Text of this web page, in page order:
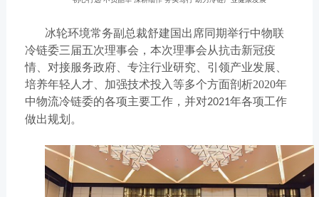
冰轮环境常务副总裁舒建国出席同期举行中物联
冷链委三届五次理事会，本次理事会从抗击新冠疫
情、对接服务政府、专注行业研究、引领产业发展、
培养年轻人才、加强技术投入等多个方面剖析2020年
中物流冷链委的各项主要工作，并对2021年各项工作
做出规划。